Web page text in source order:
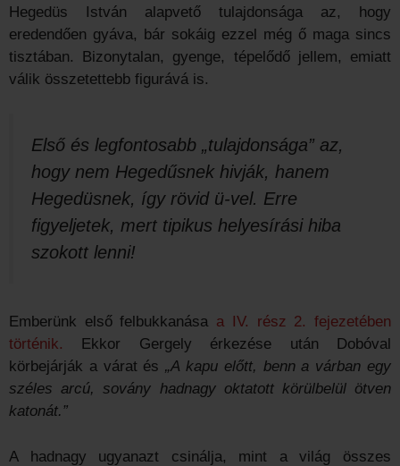
Hegedüs István alapvető tulajdonsága az, hogy
eredendően gyáva, bár sokáig ezzel még ő maga sincs
tisztában. Bizonytalan, gyenge, tépelődő jellem, emiatt
válik összetettebb figurává is.
Első és legfontosabb „tulajdonsága” az,
hogy nem Hegedűsnek hivják, hanem
Hegedüsnek, így rövid ü-vel. Erre
figyeljetek, mert tipikus helyesírási hiba
szokott lenni!
Emberünk első felbukkanása a IV. rész 2. fejezetében
történik.
Ekkor Gergely érkezése után Dobóval
körbejárják a várat és„A kapu előtt, benn a várban egy
széles arcú, sovány hadnagy oktatott körülbelül ötven
katonát.”
A hadnagy ugyanazt csinálja, mint a világ összes